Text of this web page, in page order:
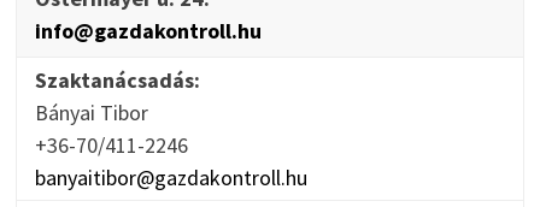
info@gazdakontroll.hu
Szaktanácsadás:
Bányai Tibor
+36-70/411-2246
banyaitibor@gazdakontroll.hu